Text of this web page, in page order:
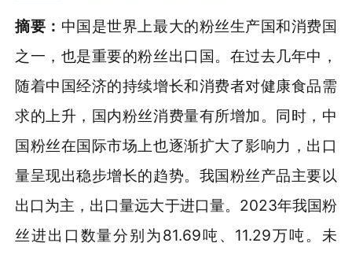
摘要： 中国是世界上最大的粉丝生产国和消费国
之一，也是重要的粉丝出口国。在过去几年中，
随着中国经济的持续增长和消费者对健康食品需
求的上升，国内粉丝消费量有所增加。同时，中
国粉丝在国际市场上也逐渐扩大了影响力，出口
量呈现出稳步增长的趋势。我国粉丝产品主要以
出口为主，出口量远大于进口量。2023年我国粉
丝进出口数量分别为81.69吨、11.29万吨。未